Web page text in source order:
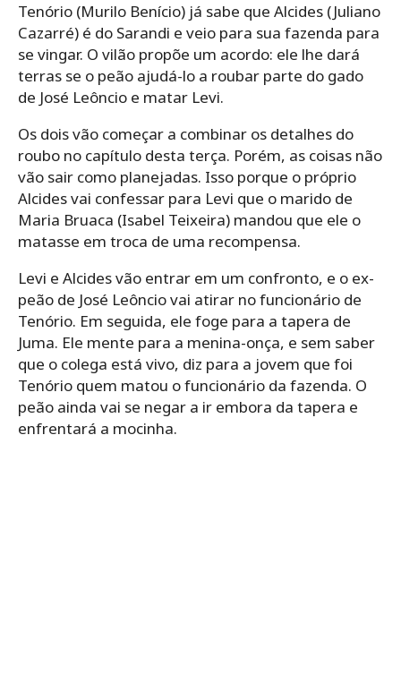
Tenório (Murilo Benício) já sabe que Alcides (Juliano
Cazarré) é do Sarandi e veio para sua fazenda para
se vingar. O vilão propõe um acordo: ele lhe dará
terras se o peão ajudá-lo a roubar parte do gado
de José Leôncio e matar Levi.
Os dois vão começar a combinar os detalhes do
roubo no capítulo desta terça. Porém, as coisas não
vão sair como planejadas. Isso porque o próprio
Alcides vai confessar para Levi que o marido de
Maria Bruaca (Isabel Teixeira) mandou que ele o
matasse em troca de uma recompensa.
Levi e Alcides vão entrar em um confronto, e o ex-
peão de José Leôncio vai atirar no funcionário de
Tenório. Em seguida, ele foge para a tapera de
Juma. Ele mente para a menina-onça, e sem saber
que o colega está vivo, diz para a jovem que foi
Tenório quem matou o funcionário da fazenda. O
peão ainda vai se negar a ir embora da tapera e
enfrentará a mocinha.